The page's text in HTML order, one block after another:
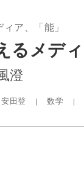
ア、「能」
るメデ
澄
安田登 数学